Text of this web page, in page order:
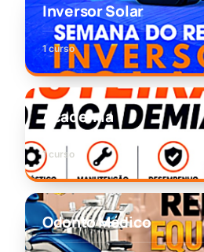
Inversor Solar
1 curso
Academia
1 curso
Odonto Médico